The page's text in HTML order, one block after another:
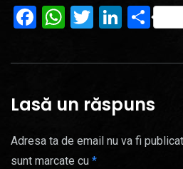
Facebook
WhatsApp
Twitter
Lasă un răspuns
Adresa ta de email nu va fi
sunt marcate cu *